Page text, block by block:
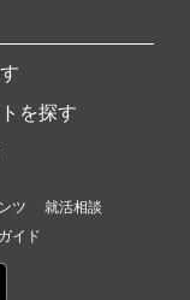
を探す
ツ
就活相談
イド